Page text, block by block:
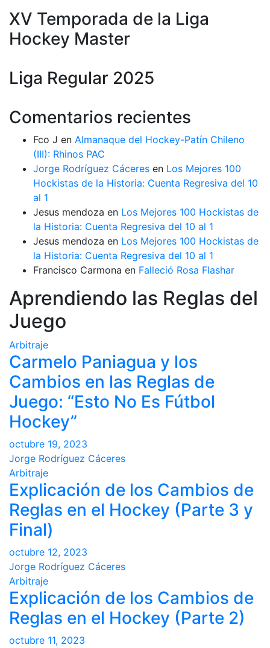
XV Temporada de la Liga
Hockey Master
Liga Regular 2025
Comentarios recientes
Fco J en Almanaque del Hockey-Patín Chileno
(III): Rhinos PAC
Jorge Rodríguez Cáceres en Los Mejores 100
Hockistas de la Historia: Cuenta Regresiva del 10
al 1
Jesus mendoza en Los Mejores 100 Hockistas de
la Historia: Cuenta Regresiva del 10 al 1
Jesus mendoza en Los Mejores 100 Hockistas de
la Historia: Cuenta Regresiva del 10 al 1
Francisco Carmona en Falleció Rosa Flashar
Aprendiendo las Reglas del
Juego
Arbitraje
Carmelo Paniagua y los
Cambios en las Reglas de
Juego: “Esto No Es Fútbol
Hockey”
octubre 19, 2023
Jorge Rodríguez Cáceres
Arbitraje
Explicación de los Cambios de
Reglas en el Hockey (Parte 3 y
Final)
octubre 12, 2023
Jorge Rodríguez Cáceres
Arbitraje
Explicación de los Cambios de
Reglas en el Hockey (Parte 2)
octubre 11, 2023